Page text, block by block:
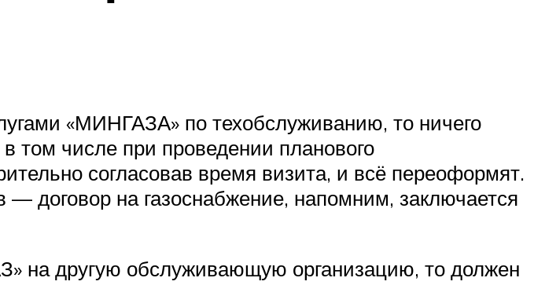
«МИНГАЗА» по техобслуживанию, то ничего
том числе при проведении планового
согласовав время визита, и всё переоформят.
договор на газоснабжение, напомним, заключается
на другую обслуживающую организацию, то должен